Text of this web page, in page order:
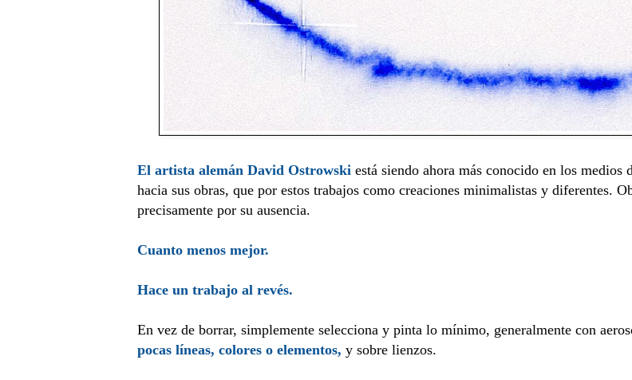
El artista alemán David Ostrowski está siendo ahora más conocido en los medios
hacia sus obras, que por estos trabajos como creaciones minimalistas y diferentes.
precisamente por su ausencia.
Cuanto menos mejor.
Hace un trabajo al revés.
En vez de borrar, simplemente selecciona y pinta lo mínimo, generalmente con
pocas líneas, colores o elementos, y sobre lienzos.